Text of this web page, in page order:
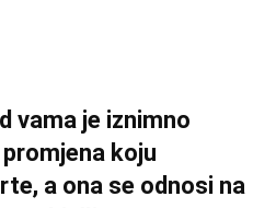
vama je iznimno
koju
a ona se odnosi na